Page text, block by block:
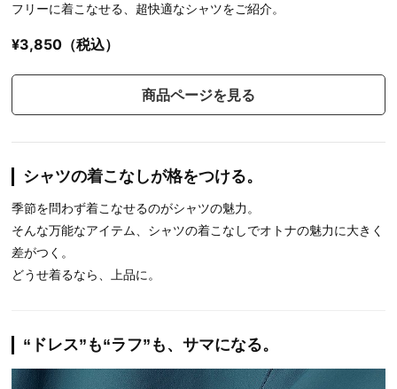
フリーに着こなせる、超快適なシャツをご紹介。
¥3,850（税込）
商品ページを見る
シャツの着こなしが格をつける。
季節を問わず着こなせるのがシャツの魅力。
そんな万能なアイテム、シャツの着こなしでオトナの魅力に大きく
差がつく。
どうせ着るなら、上品に。
“ドレス”も“ラフ”も、サマになる。